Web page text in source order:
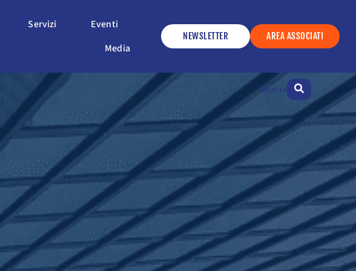
Apri Il Settore
Servizi Apri ServiziEventi
Media Apri Media
NEWSLETTER AREA ASSOCIATI
Ricerca